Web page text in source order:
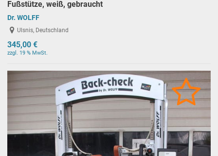
Fußstütze, weiß, gebraucht
Dr. WOLFF
Ulsnis, Deutschland
345,00 €
zzgl. 19 % MwSt.